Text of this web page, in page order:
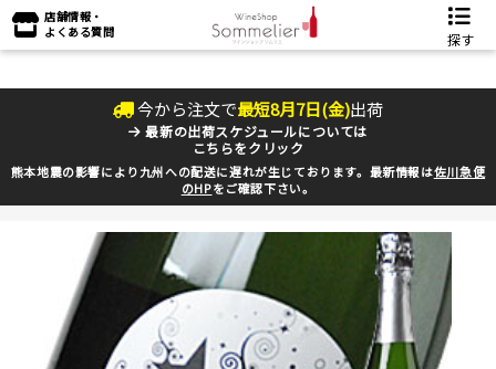
店舗情報・
よくある質問
探す
今から注文で最短8月7日(金)出荷
最新の出荷スケジュールについては
こちらをクリック
熊本地震の影響により九州への配送に遅れが生じております。最新情報は佐川急便
のHPをご確認下さい。